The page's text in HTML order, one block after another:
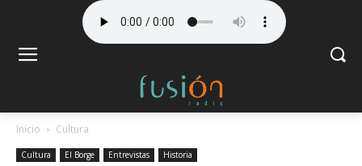
Inicio Cultura
Cultura El Borge Entrevistas Historia